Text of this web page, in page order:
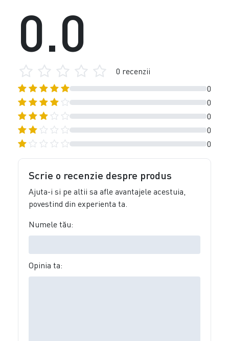
0
0
0
0
0
0.0
0 recenzii
Scrie o recenzie despre produs
Ajuta-i si pe altii sa afle avantajele acestuia,
povestind din experienta ta.
Numele tău:
Opinia ta: